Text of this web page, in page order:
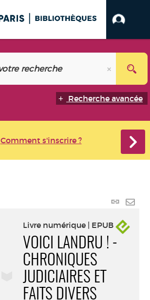
Recherche avancée
Comment s'inscrire ?
Lien
Livre numérique | EPUB
VOICI LANDRU ! -
CHRONIQUES
JUDICIAIRES ET
FAITS DIVERS